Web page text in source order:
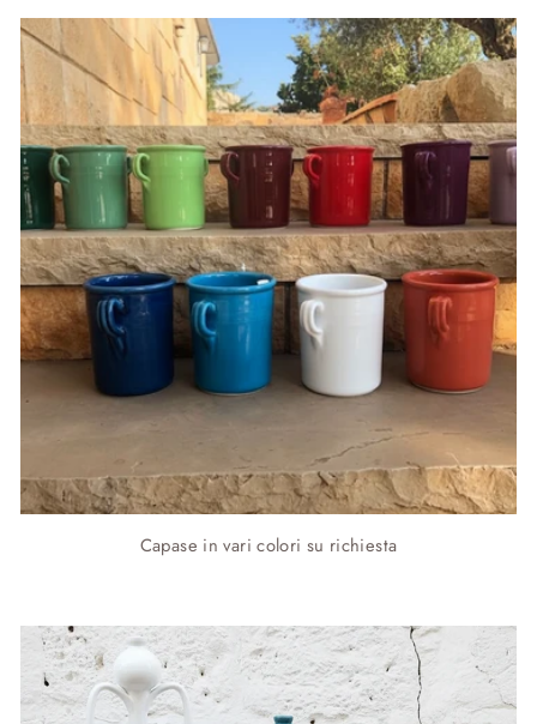
Capase in vari colori su richiesta